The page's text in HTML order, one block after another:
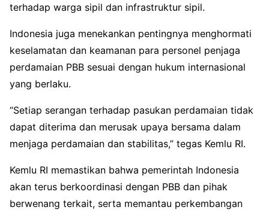
terhadap warga sipil dan infrastruktur sipil.
Indonesia juga menekankan pentingnya menghormati
keselamatan dan keamanan para personel penjaga
perdamaian PBB sesuai dengan hukum internasional
yang berlaku.
“Setiap serangan terhadap pasukan perdamaian tidak
dapat diterima dan merusak upaya bersama dalam
menjaga perdamaian dan stabilitas,” tegas Kemlu RI.
Kemlu RI memastikan bahwa pemerintah Indonesia
akan terus berkoordinasi dengan PBB dan pihak
berwenang terkait, serta memantau perkembangan